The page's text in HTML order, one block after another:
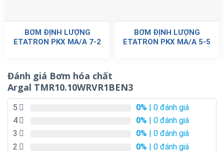
BƠM ĐỊNH LƯỢNG
ETATRON PKX MA/A 7-2
BƠM ĐỊNH LƯỢNG
ETATRON PKX MA/A 5-5
Đánh giá Bơm hóa chất
Argal TMR10.10WRVR1BEN3
5 0% | 0 đánh giá
4
0% | 0 đánh giá
3
0% | 0 đánh giá
2
0% | 0 đánh giá